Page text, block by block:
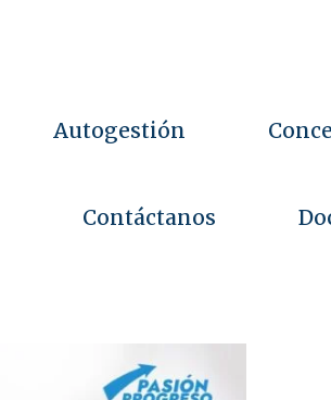
Autogestión
Contáctanos
ciosT c